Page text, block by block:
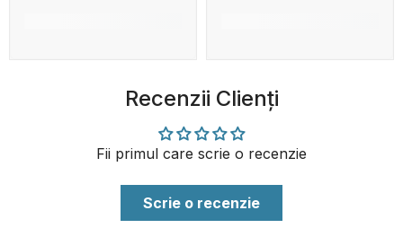
Recenzii Clienți
Fii primul care scrie o recenzie
Scrie o recenzie